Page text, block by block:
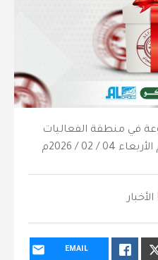
في منطقة الفعاليات
/ 02 / 2026م
الأخبار
EMAIL